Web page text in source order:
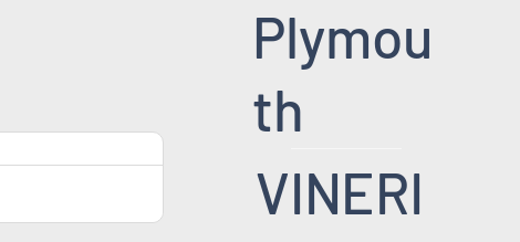
Plymou
th
VINERI